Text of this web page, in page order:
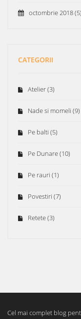
octombrie 2018(5)
CATEGORII
Atelier(3)
Nade si momeli (9)
Pe balti (5)
Pe Dunare(10)
Pe rauri (1)
Povestiri (7)
Retete(3)
Cel mai complet blog